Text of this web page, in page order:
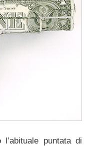
puntata di